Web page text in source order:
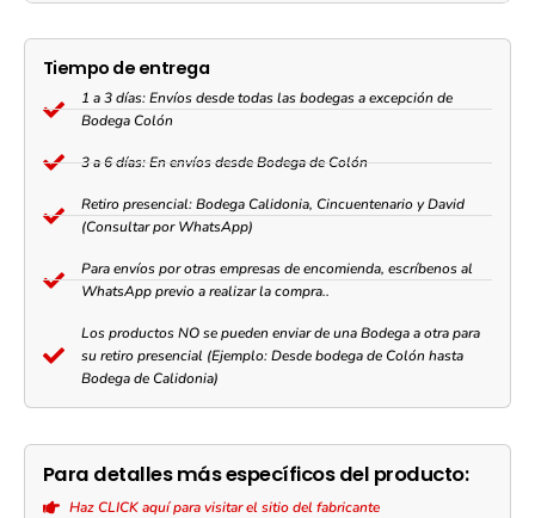
Tiempo de entrega
1 a 3 días: Envíos desde todas las bodegas a excepción de
Bodega Colón
3 a 6 días: En envíos desde Bodega de Colón
Retiro presencial: Bodega Calidonia, Cincuentenario y David
(Consultar por WhatsApp)
Para envíos por otras empresas de encomienda, escríbenos al
WhatsApp previo a realizar la compra..
Los productos NO se pueden enviar de una Bodega a otra para
su retiro presencial (Ejemplo: Desde bodega de Colón hasta
Bodega de Calidonia)
Para detalles más específicos del producto:
Haz CLICK aquí para visitar el sitio del fabricante